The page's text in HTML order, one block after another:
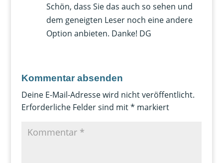
Schön, dass Sie das auch so sehen und
dem geneigten Leser noch eine andere
Option anbieten. Danke! DG
Kommentar absenden
Deine E-Mail-Adresse wird nicht veröffentlicht.
Erforderliche Felder sind mit* markiert